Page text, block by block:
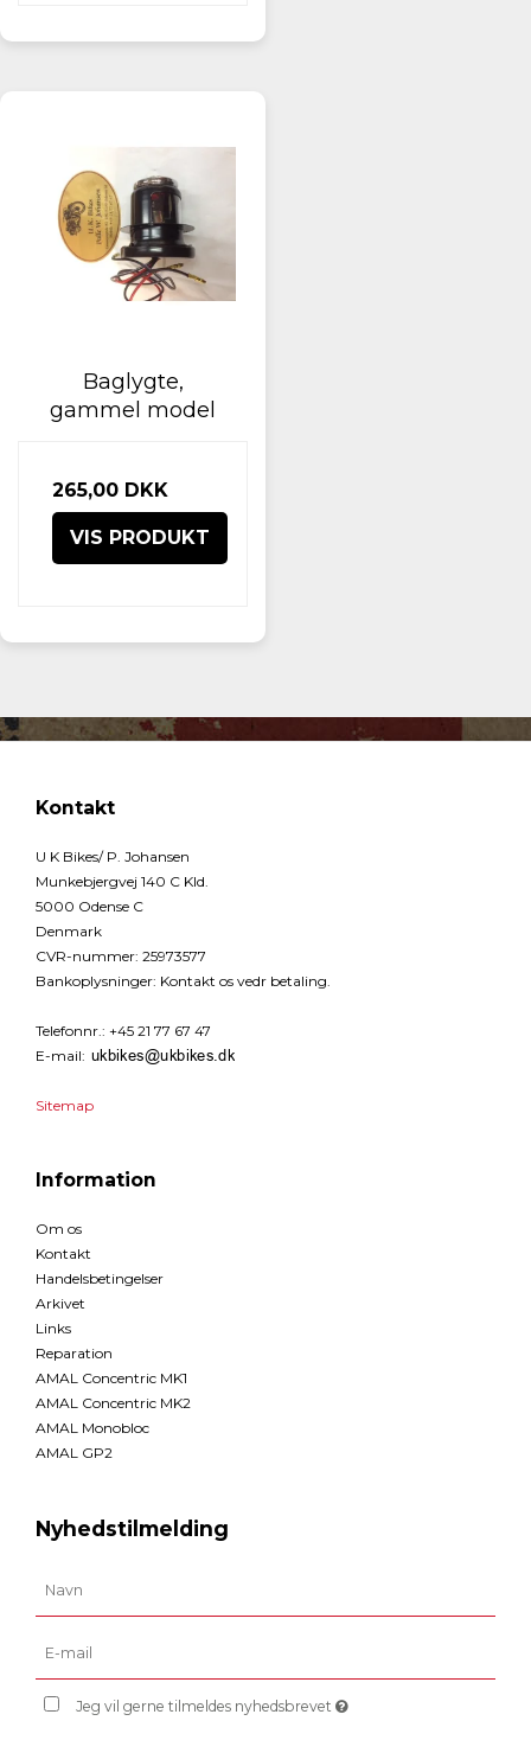
Baglygte,
gammel model
265,00 DKK
VIS PRODUKT
Kontakt
U K Bikes/ P. Johansen
Munkebjergvej 140 C Kld.
5000 Odense C
Denmark
CVR-nummer: 25973577
Bankoplysninger: Kontakt os vedr betaling.
Telefonnr. : +45 21 77 67 47
E-mail:
Sitemap
Information
Om os
Kontakt
Handelsbetingelser
Arkivet
Links
Reparation
AMAL Concentric MK1
AMAL Concentric MK2
AMAL Monobloc
AMAL GP2
Nyhedstilmelding
Jeg vil gerne tilmeldes nyhedsbrevet